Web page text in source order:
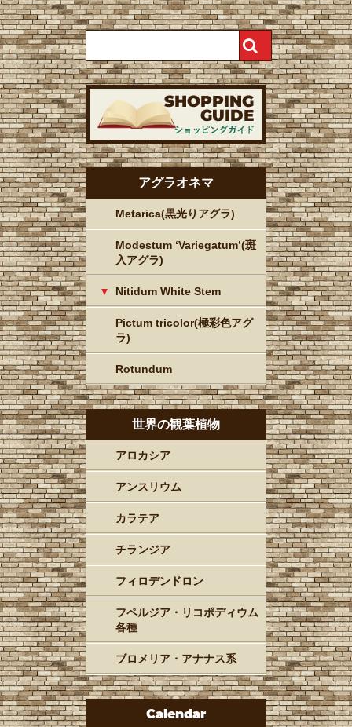
アグラオネマ
Metarica(黒光りアグラ)
Modestum ‘Variegatum’(斑
入アグラ)
Nitidum White Stem
Pictum tricolor(極彩色アグ
ラ)
Rotundum
世界の観葉植物
アロカシア
アンスリウム
カラテア
チランジア
フィロデンドロン
フペルジア・リコポディウム
各種
ブロメリア・アナナス系
Calendar